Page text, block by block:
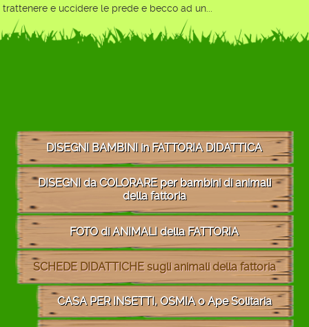
trattenere e uccidere le prede e becco ad un...
DISEGNI BAMBINI in FATTORIA DIDATTICA
DISEGNI da COLORARE per bambini di animali
della fattoria
FOTO di ANIMALI della FATTORIA
SCHEDE DIDATTICHE sugli animali della fattoria
CASA PER INSETTI, OSMIA o Ape Solitaria